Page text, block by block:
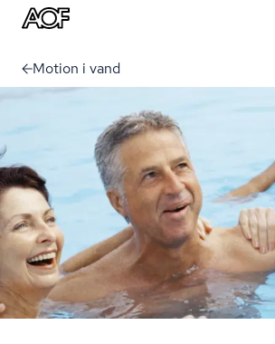
Motion i vand